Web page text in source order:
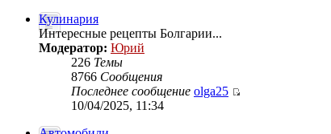
Кулинария
Интересные рецепты Болгарии...
Модератор: Юрий
226 Темы
8766 Сообщения
Последнее сообщение olga25
10/04/2025, 11:34